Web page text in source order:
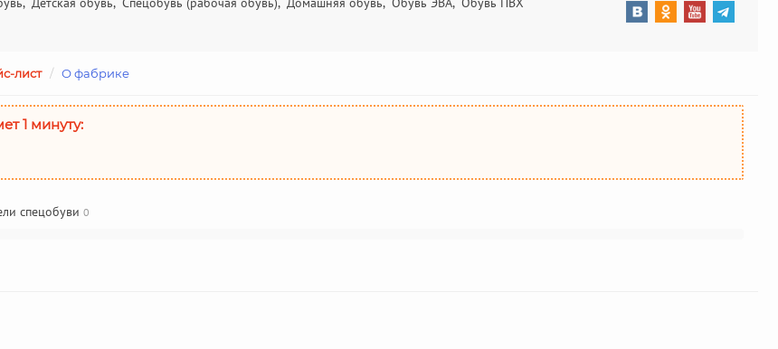
лист/ О фабрике
1 минуту:
спецобуви 0